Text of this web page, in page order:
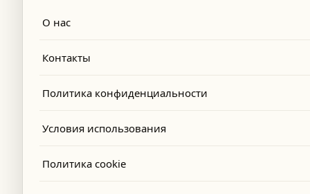
О нас
Контакты
Политика конфиденциальности
Условия использования
Политика cookie